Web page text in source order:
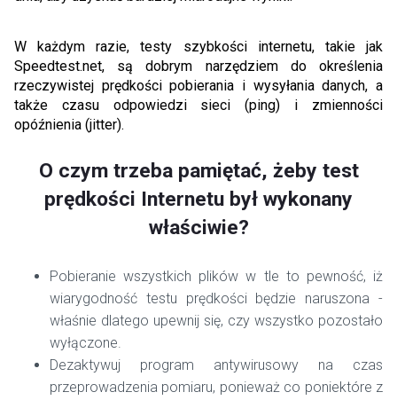
W każdym razie, testy szybkości internetu, takie jak
Speedtest.net, są dobrym narzędziem do określenia
rzeczywistej prędkości pobierania i wysyłania danych, a
także czasu odpowiedzi sieci (ping) i zmienności
opóźnienia (jitter).
O czym trzeba pamiętać, żeby test
prędkości Internetu był wykonany
właściwie?
Pobieranie wszystkich plików w tle to pewność, iż
wiarygodność testu prędkości będzie naruszona -
właśnie dlatego upewnij się, czy wszystko pozostało
wyłączone.
Dezaktywuj program antywirusowy na czas
przeprowadzenia pomiaru, ponieważ co poniektóre z